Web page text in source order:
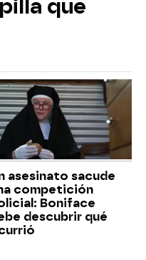
que
asesinato sacude
competición
Boniface
descubrir qué